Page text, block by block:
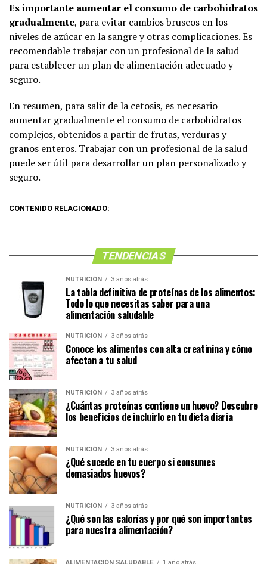
Es importante aumentar el consumo de carbohidratos
gradualmente, para evitar cambios bruscos en los
niveles de azúcar en la sangre y otras complicaciones. Es
recomendable trabajar con un profesional de la salud
para establecer un plan de alimentación adecuado y
seguro.
En resumen, para salir de la cetosis, es necesario
aumentar gradualmente el consumo de carbohidratos
complejos, obtenidos a partir de frutas, verduras y
granos enteros. Trabajar con un profesional de la salud
puede ser útil para desarrollar un plan personalizado y
seguro.
CONTENIDO RELACIONADO:
TENDENCIAS
NUTRICIÓN 3 años atrás
La tabla definitiva de proteínas de los alimentos:
Todo lo que necesitas saber para una
alimentación saludable
NUTRICIÓN 3 años atrás
Conoce los alimentos con alta creatinina y cómo
afectan a tu salud
NUTRICIÓN 3 años atrás
¿Cuántas proteínas contiene un huevo? Descubre
los beneficios de incluirlo en tu dieta diaria
NUTRICIÓN 3 años atrás
¿Qué sucede en tu cuerpo si consumes
demasiados huevos?
NUTRICIÓN 3 años atrás
¿Qué son las calorías y por qué son importantes
para nuestra alimentación?
ALIMENTACIÓN SALUDABLE 1 año atrás